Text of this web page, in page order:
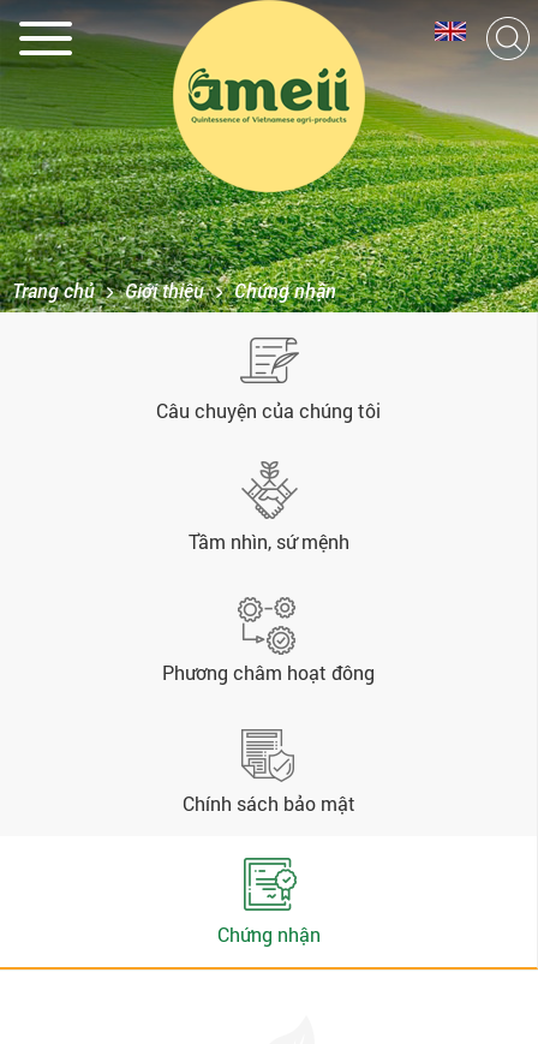
Trang chủ Giới thiệu Chứng nhận
Câu chuyện của chúng tôi
Tầm nhìn, sứ mệnh
Phương châm hoạt đông
Chính sách bảo mật
Chứng nhận